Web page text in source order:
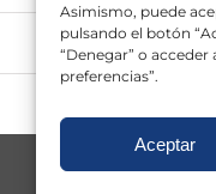
Asimismo, puede
pulsando el botón
“Denegar” o
preferencias”.
Aceptar